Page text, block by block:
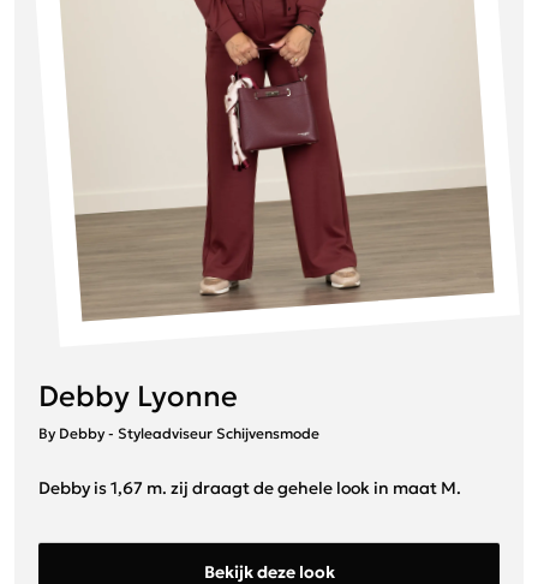
Debby Lyonne
By Debby - Styleadviseur Schijvensmode
Debby is 1,67 m. zij draagt de gehele look in maat M.
Bekijk deze look